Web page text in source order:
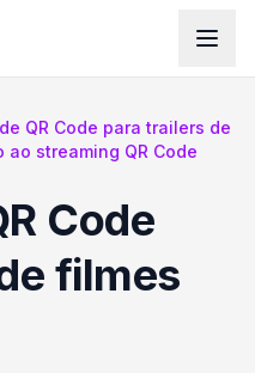
QR Code para trailers de
streaming QR Code
Code
filmes